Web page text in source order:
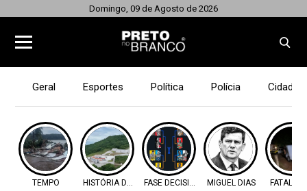
Domingo, 09 de Agosto de 2026
Geral Esportes Política Polícia Cidades
TEMPO HISTÓRIA DO OESTEFASE DECISIVA MIGUEL DIAS